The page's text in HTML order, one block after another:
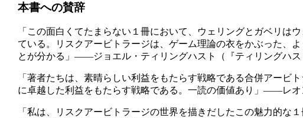
本書への賛辞
「この面白くてたまらない１冊において、ウェリングとガベリは
ている。リスクアービトラージは、ゲーム理論の衣をかぶった、
とが分かる」――ジョエル・ティリングハスト（『ティリングハス
「著者たちは、素晴らしい利益をもたらす戦略である合併アービ
に卓越した利益をもたらす戦略である。一読の価値あり」――レ
「私は、リスクアービトラージの世界を描きだしたこの魅力的な